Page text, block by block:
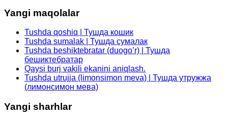
Yangi maqolalar
Tushda qoshiq | Тушда кошик
Tushda sumalak | Тушда сумалак
Tushda beshiktebratar (duogo’r) | Тушда
бешиктебратар
Qaysi burj vakili ekanini aniqlash.
Tushda utrujja (limonsimon meva) | Тушда утружжа
(лимонсимон мева)
Yangi sharhlar